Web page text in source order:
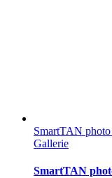
SmartTAN
Gallerie
SmartTAN